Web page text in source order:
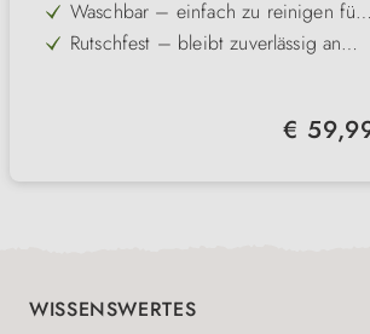
Situation
Waschbar – einfach zu reinigen für
mehr Hygiene im Alltag
Rutschfest – bleibt zuverlässig an
einsetzbar auf Reisen oder zu Hause
Multifunktional einsetzbar – nutzbar
Regulärer
€
WISSENSWERTES